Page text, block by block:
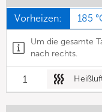
Vorheizen: 185
Um die gesamte
nach rechts.
1